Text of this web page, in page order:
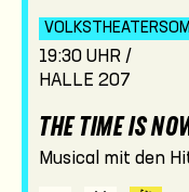
19:30 UHR /
HALLE 207
THE TIME IS
Musical mit den